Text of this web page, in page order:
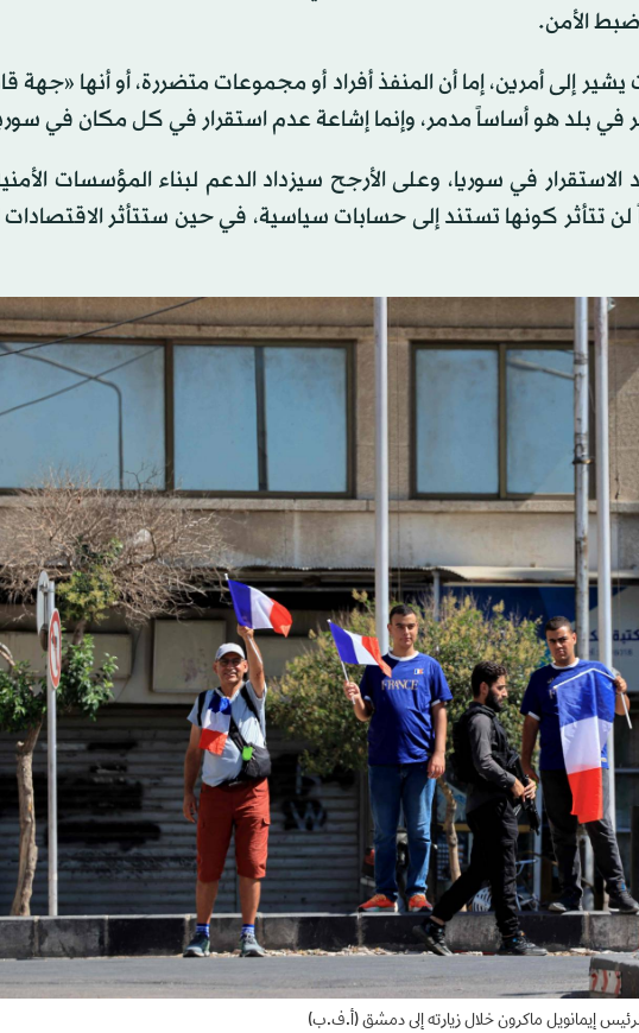
الأمن.
إلى أمرين، إما أن المنفذ أفراد أو مجموعات متضررة، أو أنها «جهة
في بلد هو أساساً مدمر، وإنما إشاعة عدم استقرار في كل مكان في
في سوريا، وعلى الأرجح سيزداد الدعم لبناء المؤسسات
لن تتأثر كونها تستند إلى حسابات سياسية، في حين ستتأثر
إيمانويل ماكرون خلال زيارته إلى دمشق (أ.ف.ب)